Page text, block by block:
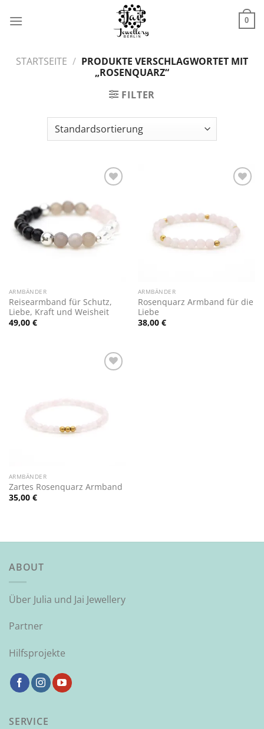
Inhalt
0
STARTSEITE / PRODUKTE VERSCHLAGWORTET MIT
„ROSENQUARZ“
FILTER
Wunschliste
hinzufügen
ARMBÄNDER
Reisearmband für Schutz,
Liebe, Kraft und Weisheit
49,00 €
ARMBÄNDER
Rosenquarz Armband für die
Liebe
38,00 €
ARMBÄNDER
Zartes Rosenquarz Armband
35,00 €
ABOUT
Über Julia und Jai Jewellery
Partner
Hilfsprojekte
SERVICE